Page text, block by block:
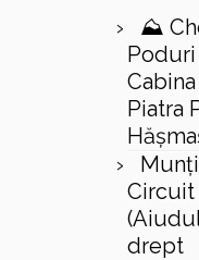
⛰️
Piatra
Circuit
drept